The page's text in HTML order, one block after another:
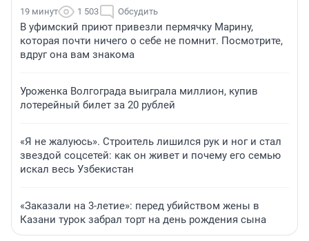
19 минут 1 503 Обсудить
В уфимский приют привезли пермячку Марину,
которая почти ничего о себе не помнит. Посмотрите,
вдруг она вам знакома
Уроженка Волгограда выиграла миллион, купив
лотерейный билет за 20 рублей
«Я не жалуюсь». Строитель лишился рук и ног и стал
звездой соцсетей: как он живет и почему его семью
искал весь Узбекистан
«Заказали на 3-летие»: перед убийством жены в
Казани турок забрал торт на день рождения сына